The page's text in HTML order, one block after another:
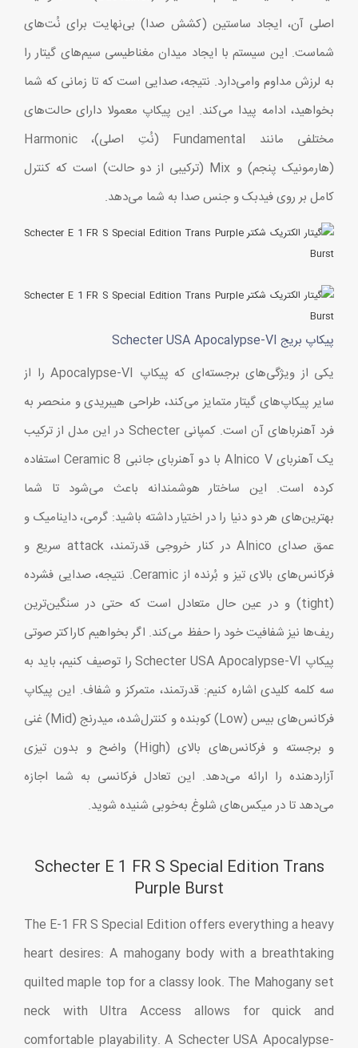
اصلی آن، ایجاد ساستین (کشش صدا) بی‌نهایت برای نُت‌های
شماست. این سیستم با ایجاد میدان مغناطیسی سیم‌های گیتار را
به لرزش مداوم وامی‌دارد. نتیجه، صدایی است که تا زمانی که شما
بخواهید، ادامه پیدا می‌کند. این پیکاپ معمولا دارای حالت‌های
مختلفی مانند Fundamental (نُتِ اصلی)، Harmonic
(هارمونیک پنجم) و Mix (ترکیبی از دو حالت) است که کنترل
کامل بر روی فیدبک و جنس صدا به شما می‌دهد.
پیکاپ بریج Schecter USA Apocalypse-VI
یکی از ویژگی‌های برجسته‌ای که پیکاپ Apocalypse-VI را از
سایر پیکاپ‌های گیتار متمایز می‌کند، طراحی هیبریدی و منحصر به
فرد آهنرباهای آن است. کمپانی Schecter در این مدل از ترکیب
یک آهنربای Alnico V با دو آهنربای جانبی Ceramic 8 استفاده
کرده است. این ساختار هوشمندانه باعث می‌شود تا شما
بهترین‌های هر دو دنیا را در اختیار داشته باشید: گرمی، داینامیک و
عمق صدای Alnico در کنار خروجی قدرتمند، attack سریع و
فرکانس‌های بالای تیز و بُرنده از Ceramic. نتیجه، صدایی فشرده
(tight) و در عین حال متعادل است که حتی در سنگین‌ترین
ریف‌ها نیز شفافیت خود را حفظ می‌کند. اگر بخواهیم کاراکتر صوتی
پیکاپ Schecter USA Apocalypse-VI را توصیف کنیم، باید به
سه کلمه کلیدی اشاره کنیم: قدرتمند، متمرکز و شفاف. این پیکاپ
فرکانس‌های بیس (Low) کوبنده و کنترل‌شده، میدرنج (Mid) غنی
و برجسته و فرکانس‌های بالای (High) واضح و بدون تیزی
آزاردهنده را ارائه می‌دهد. این تعادل فرکانسی به شما اجازه
می‌دهد تا در میکس‌های شلوغ به‌خوبی شنیده شوید.
Schecter E 1 FR S Special Edition Trans
Purple Burst
The E-1 FR S Special Edition offers everything a heavy
heart desires: A mahogany body with a breathtaking
quilted maple top for a classy look. The Mahogany set
neck with Ultra Access allows for quick and
comfortable playability. A Schecter USA Apocalypse-